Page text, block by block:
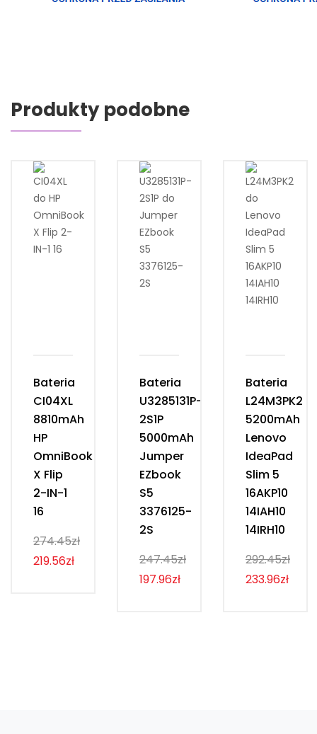
Produkty podobne
Bateria
CI04XL
8810mAh
HP
OmniBook
X Flip
2-IN-1
16
274.45zł
219.56zł
Bateria
U3285131P-
2S1P
5000mAh
Jumper
EZbook
S5
3376125-
2S
247.45zł
197.96zł
Bateria
L24M3PK2
5200mAh
Lenovo
IdeaPad
Slim 5
16AKP10
14IAH10
14IRH10
292.45zł
233.96zł